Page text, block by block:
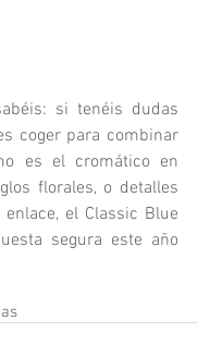
si tenéis dudas
coger para combinar
es el cromático en
florales, o detalles
el Classic Blue
segura este año